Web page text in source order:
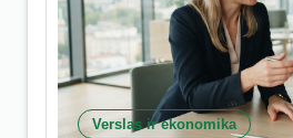
Verslas ir ekonomika